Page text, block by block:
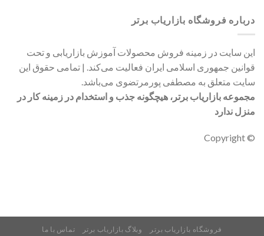
درباره فروشگاه بازاریاب برتر
این سایت در زمینه فروش محصولات آموزش بازاریابی و تحت
قوانین جمهوری اسلامی ایران فعالیت می‌کند. | تمامی حقوق این
سایت متعلق به مصطفی پورمرتضوی می‌باشد.
مجموعه بازاریاب برتر، هیچگونه جذب و استخدام در زمینه کار در
منزل ندارد
© Copyright
فروشگاه بازاریاب برتر وبلاگ بازاریاب برتر تماس با ما